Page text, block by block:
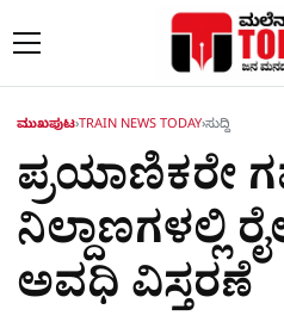
ಮುಖಪುಟ›TRAIN NEWS TODAY›ಸುದ್ದಿ
ಪ್ರಯಾಣಿಕರೇ
ನಿಲ್ದಾಣಗಳಲ್ಲಿ
ಅವಧಿ ವಿಸ್ತರಣೆ